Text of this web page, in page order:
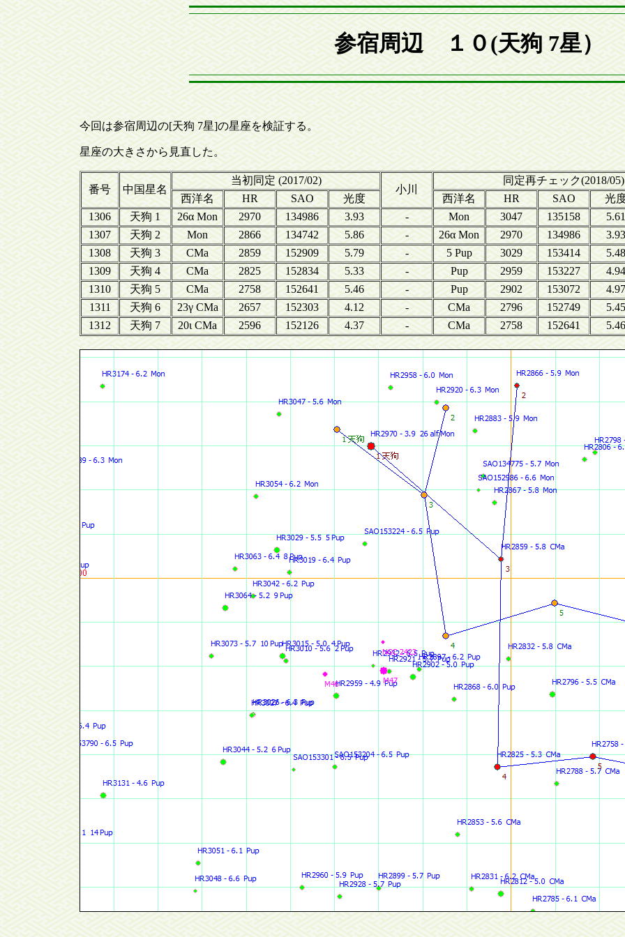
参宿周辺 １０(天狗 7星）
今回は参宿周辺の[天狗 7星]の星座を検証する。
星座の大きさから見直した。
番号 中国星名
当初同定 (2017/02)
小川
同定再チェック(2018/05)
西洋名
HR SAO 光度 西洋名 HR SAO
光
1306
天狗 1 26α Mon 2970 134986 3.93 - Mon 3047 135158
5.61
1307
天狗 2 Mon 2866 134742 5.86 - 26α Mon 2970 134986
3.93
1308
天狗 3 CMa 2859 152909 5.79 - 5 Pup 3029 153414
5.48
1309
天狗 4 CMa 2825 152834 5.33 - Pup 2959 153227
4.94
1310
天狗 5 CMa 2758 152641 5.46 - Pup 2902 153072
4.97
1311
天狗 6 23γ CMa 2657 152303 4.12 - CMa 2796 152749
5.45
1312
天狗 7 20ι CMa 2596 152126 4.37 - CMa 2758 152641 5.46